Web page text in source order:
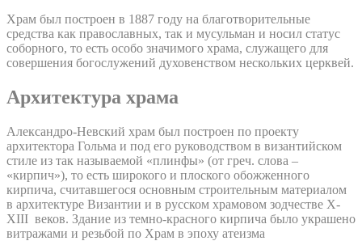
Храм был построен в 1887 году на благотворительные
средства как православных, так и мусульман и носил статус
соборного, то есть особо значимого храма, служащего для
совершения богослужений духовенством нескольких церквей.
Архитектура храма
Александро-Невский храм был построен по проекту
архитектора Гольма и под его руководством в византийском
стиле из так называемой «плинфы» (от греч. слова –
«кирпич»), то есть широкого и плоского обожженного
кирпича, считавшегося основным строительным материалом
в архитектуре Византии и в русском храмовом зодчестве X-
XIII веков. Здание из темно-красного кирпича было украшено
витражами и резьбой по Храм в эпоху атеизма